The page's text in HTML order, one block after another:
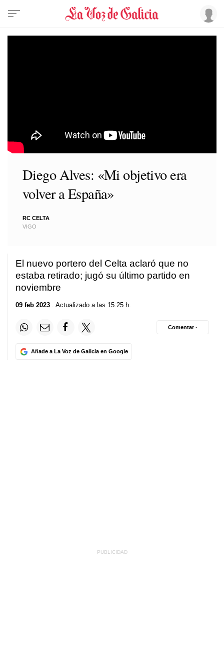
Diego Alves: «Mi objetivo era
volver a España»
RC CELTA
VIGO
El nuevo portero del Celta aclaró que no
estaba retirado; jugó su último partido en
noviembre
09 feb 2023 . Actualizado a las 15:25 h.
Añade a La Voz de Galicia en Google
Comentar ·